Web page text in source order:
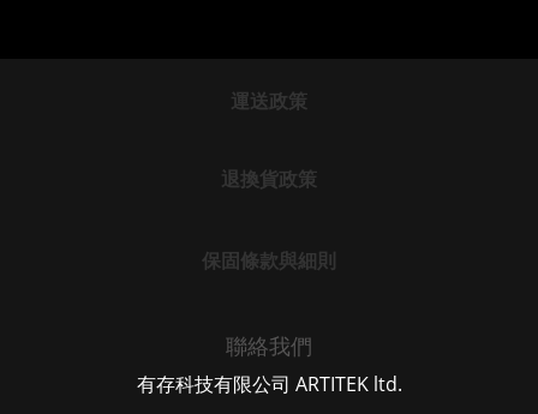
運送政策
退換貨政策
保固條款與細則
聯絡我們
有存科技有限公司 ARTITEK ltd.